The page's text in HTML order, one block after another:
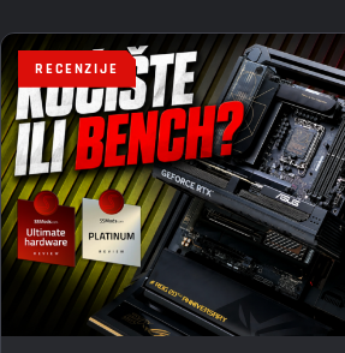
RECENZIJE